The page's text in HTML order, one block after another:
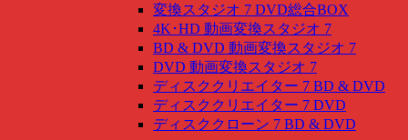
変換スタジオ 7 DVD総合BOX
4K･HD 動画変換スタジオ 7
BD & DVD 動画変換スタジオ 7
DVD 動画変換スタジオ 7
ディスククリエイター 7 BD & DVD
ディスククリエイター 7 DVD
ディスククローン 7 BD & DVD